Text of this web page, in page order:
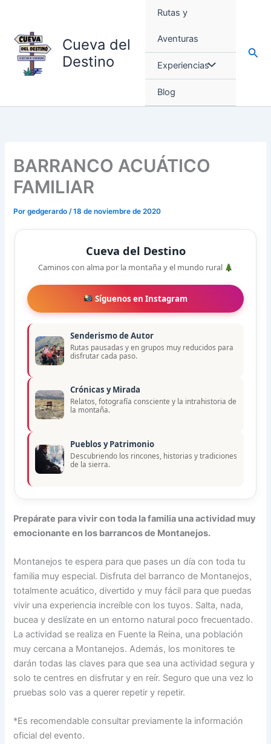
contenido
Cueva del
Destino
Rutas y
Aventuras
Experiencias
Blog
BARRANCO ACUÁTICO
FAMILIAR
Porgedgerardo/18 de noviembre de 2020
Cueva del Destino
Caminos con alma por la montaña y el mundo rural
Síguenos en Instagram
Senderismo de Autor
Rutas pausadas y en grupos muy reducidos para
disfrutar cada paso.
Crónicas y Mirada
Relatos, fotografía consciente y la intrahistoria de
la montaña.
Pueblos y Patrimonio
Descubriendo los rincones, historias y tradiciones
de la sierra.
Prepárate para vivir con toda la familia una actividad muy
emocionante en los barrancos de Montanejos.
Montanejos te espera para que pases un día con toda tu
familia muy especial. Disfruta del barranco de Montanejos,
totalmente acuático, divertido y muy fácil para que puedas
vivir una experiencia increíble con los tuyos. Salta, nada,
bucea y deslízate en un entorno natural poco frecuentado.
La actividad se realiza en Fuente la Reina, una población
muy cercana a Montanejos. Además, los monitores te
darán todas las claves para que sea una actividad segura y
solo te centres en disfrutar y en reír. Seguro que una vez lo
pruebas solo vas a querer repetir y repetir.
*Es recomendable consultar previamente la información
oficial del evento.